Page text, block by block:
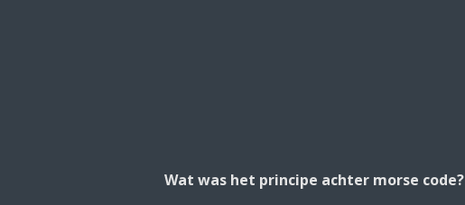
Wat was het principe achter morse code?